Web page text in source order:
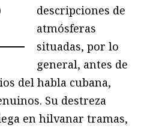
descripciones de
atmósferas
situadas, por lo
general, antes de
del habla cubana,
Su destreza
en hilvanar tramas,